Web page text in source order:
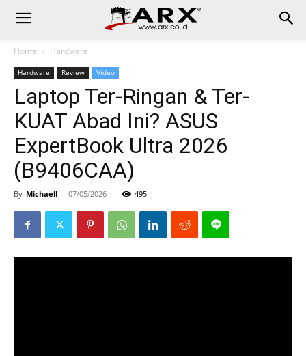
Home Hardware
Hardware Review Video
Laptop Ter-Ringan & Ter-
KUAT Abad Ini? ASUS
ExpertBook Ultra 2026
(B9406CAA)
By Michaell - 07/05/2026 495